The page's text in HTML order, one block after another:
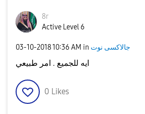
8r
Active Level 6
‎03-10-201810:36 AM in جالاكسى نوت
ايه للجميع . امر طبيعي
0 Likes